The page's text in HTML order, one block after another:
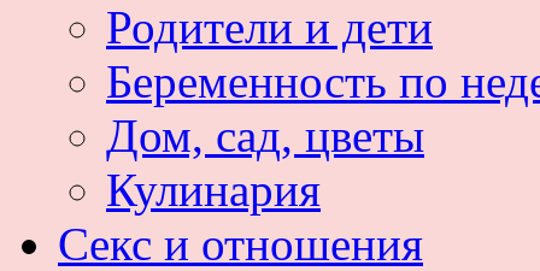
Родители и дети
Беременность по
Дом, сад, цветы
Кулинария
Секс и отношения